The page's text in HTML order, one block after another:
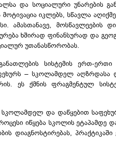
და სოციალური უნარების
იკლებს, სწავლა
ამასთანავე, მოსწავლეების
ხშირად ფინანსურად და
უთანასწორობას.
სისტემის ერთ-ერთი
– სკოლამდელ აღზრდასა
ეს ქმნის ფრაგმენტულ
და დაწყებით
იწყება სკოლის ეტაპამდე
დიაგნოსტირებას, პრაქტიკაში